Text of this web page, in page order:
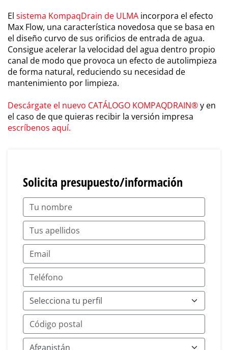
El sistema KompaqDrain de ULMA incorpora el efecto
Max Flow, una característica novedosa que se basa en
el diseño curvo de sus orificios de entrada de agua.
Consigue acelerar la velocidad del agua dentro propio
canal de modo que provoca un efecto de autolimpieza
de forma natural, reduciendo su necesidad de
mantenimiento por limpieza.
Descárgate el nuevo CATÁLOGO KOMPAQDRAIN®y en
el caso de que quieras recibir la versión impresa
escríbenos aquí.
Solicita presupuesto/información